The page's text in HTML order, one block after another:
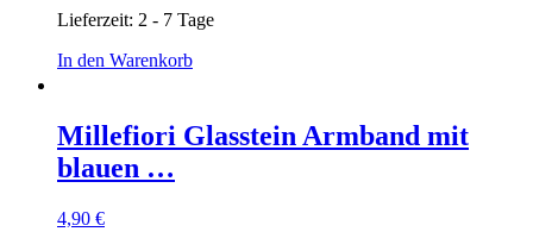
Lieferzeit: 2 - 7 Tage
In den Warenkorb
Millefiori Glasstein Armband mit
blauen …
4,90 €